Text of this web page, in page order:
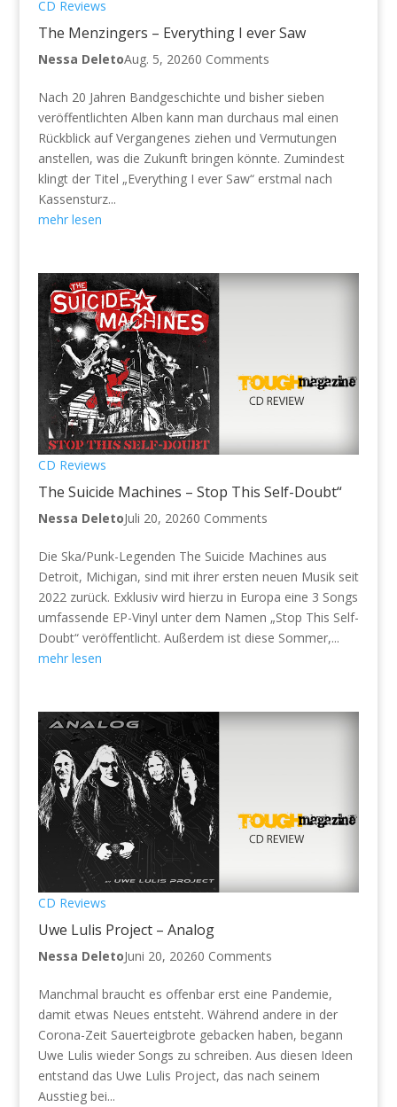
CD Reviews
The Menzingers – Everything I ever Saw
Nessa DeletoAug. 5, 20260 Comments
Nach 20 Jahren Bandgeschichte und bisher sieben
veröffentlichten Alben kann man durchaus mal einen
Rückblick auf Vergangenes ziehen und Vermutungen
anstellen, was die Zukunft bringen könnte. Zumindest
klingt der Titel „Everything I ever Saw“ erstmal nach
Kassensturz...
mehr lesen
CD Reviews
The Suicide Machines – Stop This Self-Doubt“
Nessa DeletoJuli 20, 20260 Comments
Die Ska/Punk-Legenden The Suicide Machines aus
Detroit, Michigan, sind mit ihrer ersten neuen Musik seit
2022 zurück. Exklusiv wird hierzu in Europa eine 3 Songs
umfassende EP-Vinyl unter dem Namen „Stop This Self-
Doubt“ veröffentlicht. Außerdem ist diese Sommer,...
mehr lesen
CD Reviews
Uwe Lulis Project – Analog
Nessa DeletoJuni 20, 20260 Comments
Manchmal braucht es offenbar erst eine Pandemie,
damit etwas Neues entsteht. Während andere in der
Corona-Zeit Sauerteigbrote gebacken haben, begann
Uwe Lulis wieder Songs zu schreiben. Aus diesen Ideen
entstand das Uwe Lulis Project, das nach seinem
Ausstieg bei...